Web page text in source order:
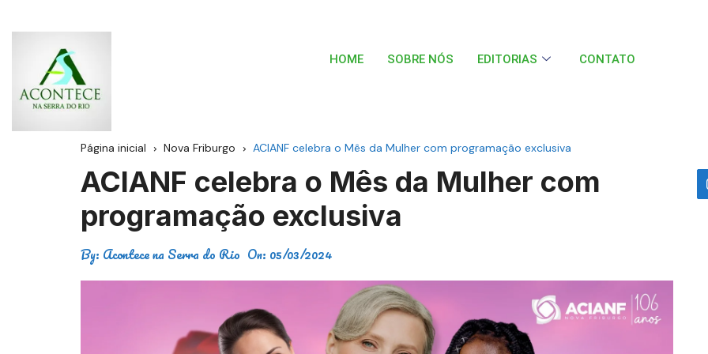
HOME SOBRE NÓS EDITORIAS CONTATO
Página inicial Nova Friburgo ACIANF celebra o Mês da Mulher com programação exclusiva
ACIANF celebra o Mês da Mulher com
programação exclusiva
By: Acontece na Serra do Rio On: 05/03/2024